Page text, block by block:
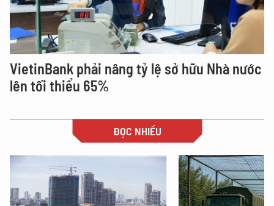
VietinBank phải nâng tỷ lệ sở hữu Nhà nước
lên tối thiểu 65%
ĐỌC NHIỀU